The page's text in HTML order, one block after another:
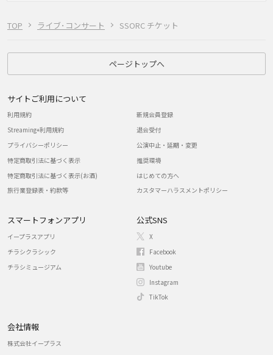
TOP ライブ･コンサート SSORC チケット
ページトップへ
サイトご利用について
利用規約
Streaming+利用規約
プライバシーポリシー
特定商取引法に基づく表示
特定商取引法に基づく表示(お酒)
旅行業登録表・約款等
新規会員登録
退会受付
公演中止・延期・変更
推奨環境
はじめての方へ
カスタマーハラスメントポリシー
スマートフォンアプリ
イープラスアプリ
チラシクラシック
チラシミュージアム
公式SNS
X
Facebook
Youtube
Instagram
TikTok
会社情報
株式会社イープラス